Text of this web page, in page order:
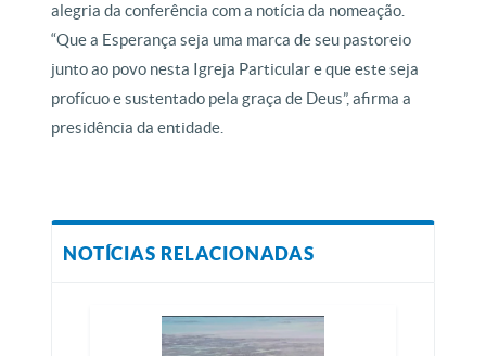
alegria da conferência com a notícia da nomeação.
“Que a Esperança seja uma marca de seu pastoreio
junto ao povo nesta Igreja Particular e que este seja
profícuo e sustentado pela graça de Deus”, afirma a
presidência da entidade.
NOTÍCIAS RELACIONADAS